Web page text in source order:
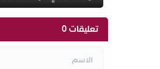
تعليقات 0